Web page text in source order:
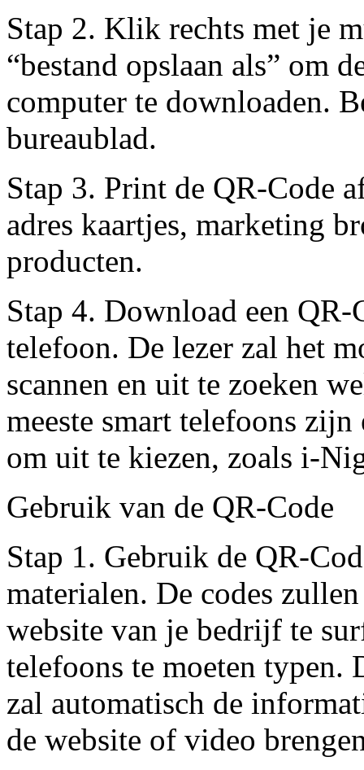
Stap 2. Klik rechts met je
“bestand opslaan als” om
computer te downloaden.
bureaublad.
Stap 3. Print de QR-Code
adres kaartjes, marketing
producten.
Stap 4. Download een
telefoon. De lezer zal het
scannen en uit te zoeken
meeste smart telefoons
om uit te kiezen, zoals i-
Gebruik van de QR-Code
Stap 1. Gebruik de QR-
materialen. De codes
website van je bedrijf te
telefoons te moeten typen.
zal automatisch de
de website of video